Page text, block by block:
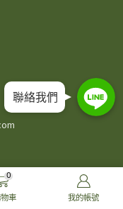
選
0
車 我的帳號
Line
Line
Line
聯絡我們